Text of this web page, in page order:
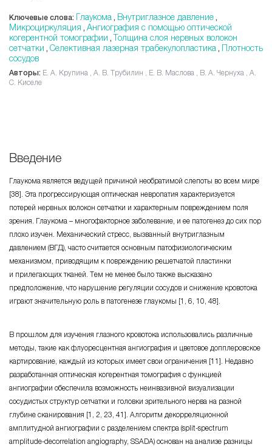
Ключевые слова: Глаукома , Внутриглазное давление ,
Микроциркуляция , Ангиография с помощью оптической
когерентной томографии , Толщина слоя нервных волокон
сетчатки , Селективная лазерная трабекулопластика , Плотность
сосудов
Авторы: Е. А. Крупина , А. В. Трубилин , Е. В. Маслова , В. А. Чернуха , А.
С. Киселе
Введение
Глаукома является ведущей причиной необратимой слепоты во всем мире
[38]. Эта прогрессирующая оптическая невропатия характеризуется
потерей нервных волокон сетчатки и характерным повреждением поля
зрения. Глаукома – многофакторное заболевание, и ее патогенез до сих пор
плохо изучен. Механический стресс, вызванный внутриглазным
давлением (ВГД), часто считается основным патофизиологическим
механизмом, приводящим к повреждению решетчатой пластинки
и прилегающих тканей. Тем не менее было также высказано
предположение, что нарушение регуляции сосудов и снижение кровотока
играют значительную роль в патогенезе глаукомы [1, 6, 10, 48].
В прошлом для изучения глазного кровотока использовались различные
методы, такие как флуоресцентная ангиография и цветовое допплеровское
картирование, каждый из которых имеет свои ограничения [11]. Недавно
разработанная оптическая когерентная томография с функцией
ангиографии обеспечила возможность неинвазивной визуализации
сосудистых структур сетчатки и головки зрительного нерва на разной
глубине сканирования [1, 2, 23, 41]. Алгоритм декорреляционной
амплитудной ангиографии с разделением спектра (split-spectrum
amplitude-decorrelation angiography, SSADA) основан на анализе разницы